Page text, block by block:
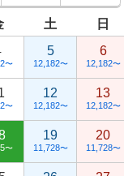
土
日
〜
5
12,182〜
6
12,182〜
〜
12
12,182〜
13
12,182〜
〜
19
11,728〜
20
11,728〜